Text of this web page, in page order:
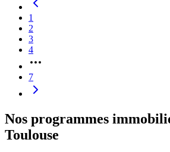
1
2
3
4
7
Nos programmes
Toulouse